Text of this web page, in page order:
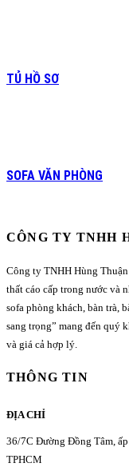
TỦ HỒ SƠ
SOFA VĂN PHÒNG
CÔNG TY TNHH
Công ty TNHH Hùng
thất cáo cấp trong nước và
sofa phòng khách, bàn trà,
sang trọng” mang đến quý
và giá cả hợp lý.
THÔNG TIN
ĐỊA CHỈ
36/7C Đường Đồng Tâm,
TPHCM